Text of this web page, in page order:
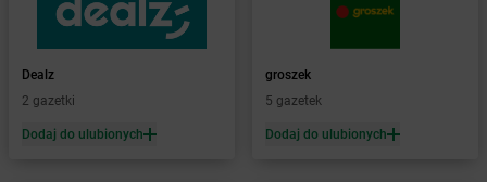
Żabka Barwałd Średni
Żabka Bełchatów
Dealz
2 gazetki
Dodaj do ulubionych
groszek
5 gazetek
Dodaj do ulubionych